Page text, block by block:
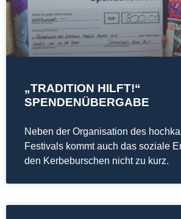
„TRADITION HILFT!“
SPENDENÜBERGABE
Neben der Organisation des
Festivals kommt auch das soziale
den Kerbeburschen nicht zu kurz.